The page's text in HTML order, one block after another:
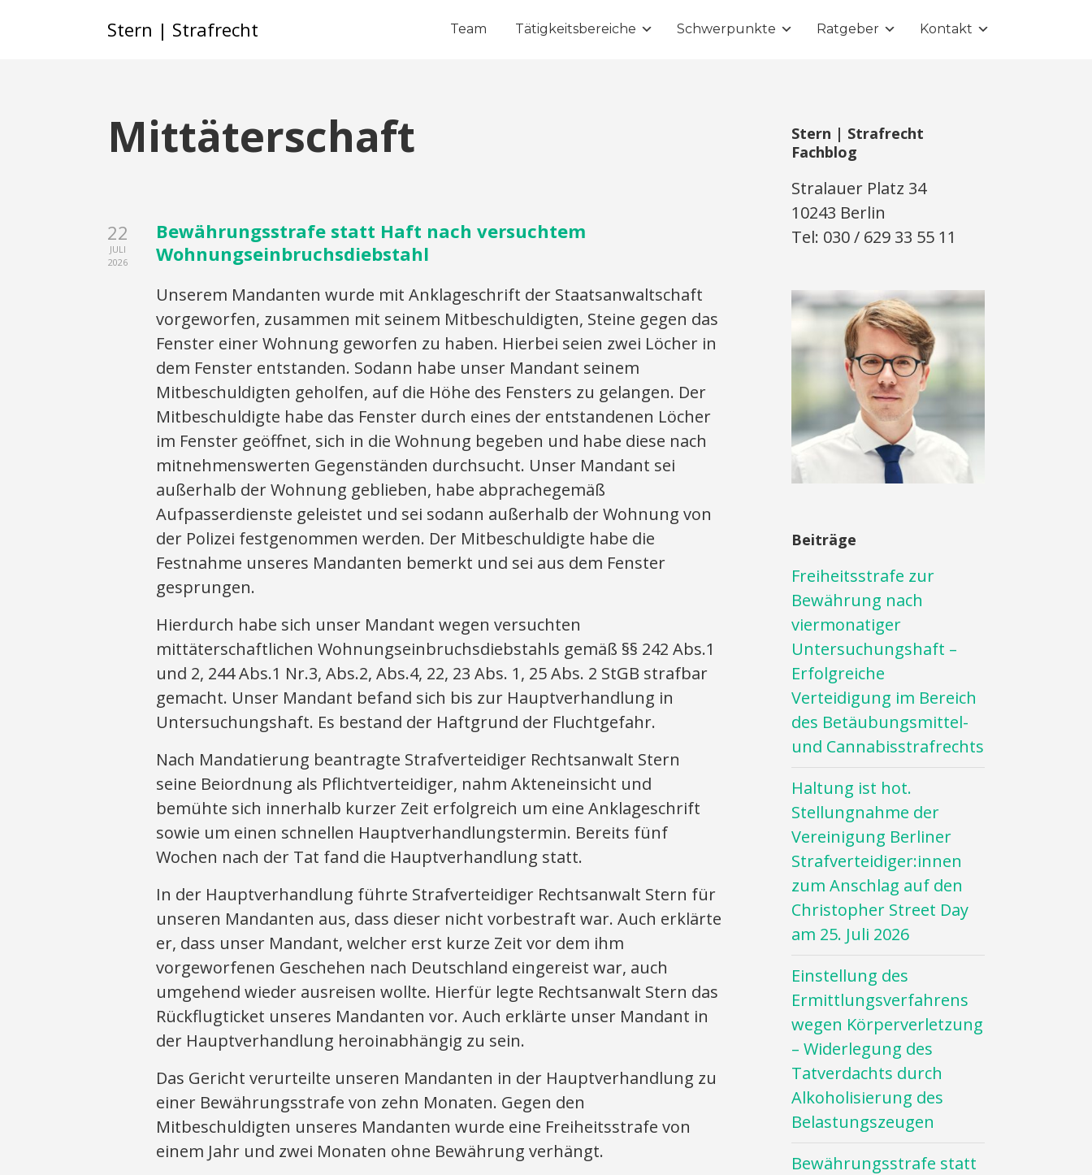
Stern | Strafrecht Team Tätigkeitsbereiche Schwerpunkte Ratgeber Kontakt
Mittäterschaft
22
JULI
2026
Bewährungsstrafe statt Haft nach versuchtem
Wohnungseinbruchsdiebstahl
Unserem Mandanten wurde mit Anklageschrift der Staatsanwaltschaft
vorgeworfen, zusammen mit seinem Mitbeschuldigten, Steine gegen das
Fenster einer Wohnung geworfen zu haben. Hierbei seien zwei Löcher in
dem Fenster entstanden. Sodann habe unser Mandant seinem
Mitbeschuldigten geholfen, auf die Höhe des Fensters zu gelangen. Der
Mitbeschuldigte habe das Fenster durch eines der entstandenen Löcher
im Fenster geöffnet, sich in die Wohnung begeben und habe diese nach
mitnehmenswerten Gegenständen durchsucht. Unser Mandant sei
außerhalb der Wohnung geblieben, habe abprachegemäß
Aufpasserdienste geleistet und sei sodann außerhalb der Wohnung von
der Polizei festgenommen werden. Der Mitbeschuldigte habe die
Festnahme unseres Mandanten bemerkt und sei aus dem Fenster
gesprungen.
Hierdurch habe sich unser Mandant wegen versuchten
mittäterschaftlichen Wohnungseinbruchsdiebstahls gemäß §§ 242 Abs.1
und 2, 244 Abs.1 Nr.3, Abs.2, Abs.4, 22, 23 Abs. 1, 25 Abs. 2 StGB strafbar
gemacht. Unser Mandant befand sich bis zur Hauptverhandlung in
Untersuchungshaft. Es bestand der Haftgrund der Fluchtgefahr.
Nach Mandatierung beantragte Strafverteidiger Rechtsanwalt Stern
seine Beiordnung als Pflichtverteidiger, nahm Akteneinsicht und
bemühte sich innerhalb kurzer Zeit erfolgreich um eine Anklageschrift
sowie um einen schnellen Hauptverhandlungstermin. Bereits fünf
Wochen nach der Tat fand die Hauptverhandlung statt.
In der Hauptverhandlung führte Strafverteidiger Rechtsanwalt Stern für
unseren Mandanten aus, dass dieser nicht vorbestraft war. Auch erklärte
er, dass unser Mandant, welcher erst kurze Zeit vor dem ihm
vorgeworfenen Geschehen nach Deutschland eingereist war, auch
umgehend wieder ausreisen wollte. Hierfür legte Rechtsanwalt Stern das
Rückflugticket unseres Mandanten vor. Auch erklärte unser Mandant in
der Hauptverhandlung heroinabhängig zu sein.
Das Gericht verurteilte unseren Mandanten in der Hauptverhandlung zu
einer Bewährungsstrafe von zehn Monaten. Gegen den
Mitbeschuldigten unseres Mandanten wurde eine Freiheitsstrafe von
einem Jahr und zwei Monaten ohne Bewährung verhängt.
Stern | Strafrecht
Fachblog
Stralauer Platz 34
10243 Berlin
Tel: 030 / 629 33 55 11
Beiträge
Freiheitsstrafe zur
Bewährung nach
viermonatiger
Untersuchungshaft –
Erfolgreiche
Verteidigung im Bereich
des Betäubungsmittel-
und Cannabisstrafrechts
Haltung ist hot.
Stellungnahme der
Vereinigung Berliner
Strafverteidiger:innen
zum Anschlag auf den
Christopher Street Day
am 25. Juli 2026
Einstellung des
Ermittlungsverfahrens
wegen Körperverletzung
– Widerlegung des
Tatverdachts durch
Alkoholisierung des
Belastungszeugen
Bewährungsstrafe statt